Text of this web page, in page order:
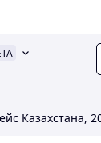
Казахстана,